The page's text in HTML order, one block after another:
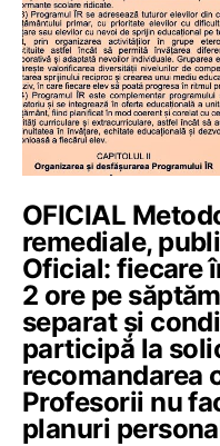
OFICIAL
remediale,
Oficial: fiecare
2 ore pe
separat și
participă la
recomandarea
Profesorii nu
planuri